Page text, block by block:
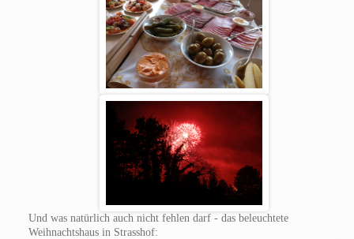
Und was natürlich auch nicht fehlen darf - das beleuchtete
Weihnachtshaus in Strasshof: